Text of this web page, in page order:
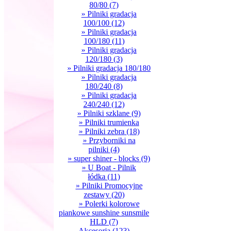
80/80 (7)
» Pilniki gradacja
100/100 (12)
» Pilniki gradacja
100/180(11)
» Pilniki gradacja
120/180 (3)
» Pilniki gradacja 180/180
» Pilniki gradacja
180/240 (8)
» Pilniki gradacja
240/240 (12)
» Pilniki szklane (9)
» Pilniki trumienka
» Pilniki zebra (18)
» Przyborniki na
pilniki (4)
» super shiner - blocks (9)
» U Boat - Pilnik
łódka (11)
» Pilniki Promocyjne
zestawy(20)
» Polerki kolorowe
piankowe sunshine sunsmile
HLD (7)